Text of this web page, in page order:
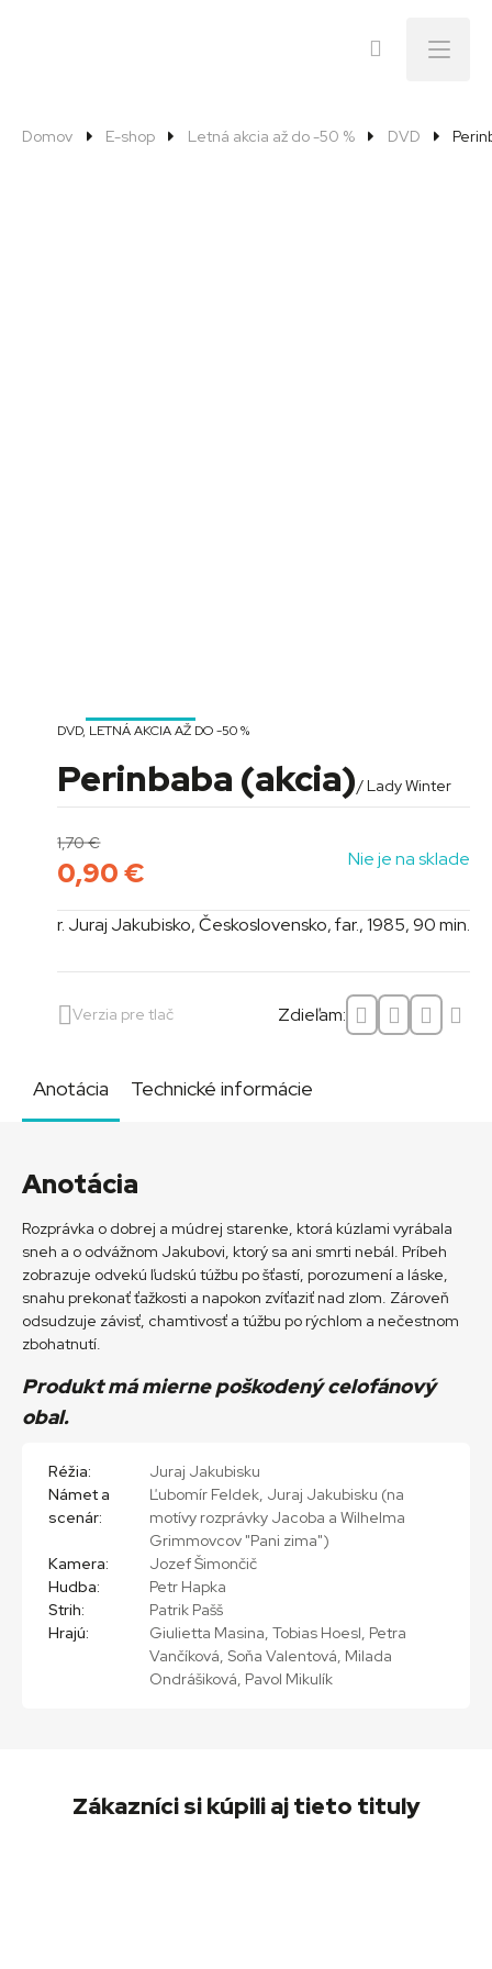
Menu
Domov E-shop Letná akcia až do -50 % DVD
DVD, LETNÁ AKCIA AŽ DO -50 %
Perinbaba (akcia)/ Lady Winter
1,70€
0,90€ Nie je na sklade
r. Juraj Jakubisko, Československo, far., 1985, 90 min.
Verzia pre tlač Zdieľam:
Anotácia Technické informácie
Anotácia
Rozprávka o dobrej a múdrej starenke, ktorá kúzlami vyrábala
sneh a o odvážnom Jakubovi, ktorý sa ani smrti nebál. Príbeh
zobrazuje odvekú ľudskú túžbu po šťastí, porozumení a láske,
snahu prekonať ťažkosti a napokon zvíťaziť nad zlom. Zároveň
odsudzuje závisť, chamtivosť a túžbu po rýchlom a nečestnom
zbohatnutí.
Produkt má mierne poškodený celofánový
obal.
Réžia:
Juraj Jakubisku
Námet a
scenár:
Ľubomír Feldek, Juraj Jakubisku (na
motívy rozprávky Jacoba a Wilhelma
Grimmovcov "Pani zima")
Kamera:
Jozef Šimončič
Hudba:
Petr Hapka
Strih:
Patrik Pašš
Hrajú:
Giulietta Masina, Tobias Hoesl, Petra
Vančíková, Soňa Valentová, Milada
Ondrášiková, Pavol Mikulík
Zákazníci si kúpili aj tieto tituly